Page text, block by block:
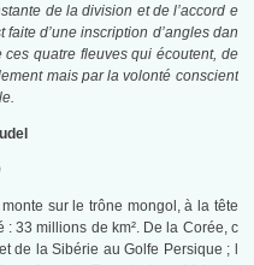
de la division et de l’accord e
d’une inscription d’angles dan
quatre fleuves qui écoutent, de
mais par la volonté conscient
sur le trône mongol, à la tête
33 millions de km². De la Corée, c
de la Sibérie au Golfe Persique ; l